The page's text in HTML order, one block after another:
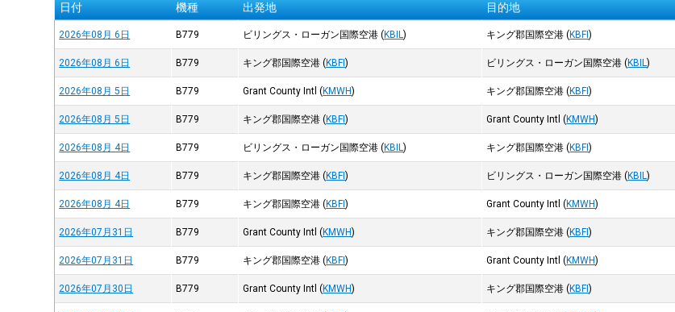
日付 機種 出発地 目的地
2026年08月 6日 B779 ビリングス・ローガン国際空港 (KBIL) キング郡国際空港 (KBFI)
2026年08月 6日 B779 キング郡国際空港 (KBFI) ビリングス・ローガン国際空港 (KBIL)
2026年08月 5日 B779 Grant County Intl (KMWH) キング郡国際空港 (KBFI)
2026年08月 5日 B779 キング郡国際空港 (KBFI) Grant County Intl (KMWH)
2026年08月 4日 B779 ビリングス・ローガン国際空港 (KBIL) キング郡国際空港 (KBFI)
2026年08月 4日 B779 キング郡国際空港 (KBFI) ビリングス・ローガン国際空港 (KBIL)
2026年08月 4日 B779 キング郡国際空港 (KBFI) Grant County Intl (KMWH)
2026年07月31日 B779 Grant County Intl (KMWH) キング郡国際空港 (KBFI)
2026年07月31日 B779 キング郡国際空港 (KBFI) Grant County Intl (KMWH)
2026年07月30日 B779 Grant County Intl (KMWH) キング郡国際空港 (KBFI)